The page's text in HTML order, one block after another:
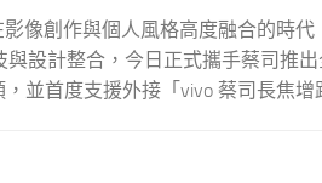
影像創作與個人風格高度融合的時
設計整合，今日正式攜手蔡司推
並首度支援外接「vivo 蔡司長焦增距